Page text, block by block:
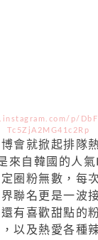
p/
Tc5ZjA2MG41c2Rp
會就掀起排隊
來自韓國的人
圈粉無數，每
聯名更是一波
有喜歡甜點的
以及熱愛各種